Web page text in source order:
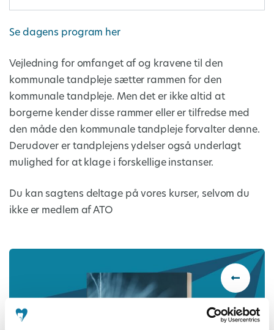
Se dagens program her
Vejledning for omfanget af og kravene til den
kommunale tandpleje sætter rammen for den
kommunale tandpleje. Men det er ikke altid at
borgerne kender disse rammer eller er tilfredse med
den måde den kommunale tandpleje forvalter denne.
Derudover er tandplejens ydelser også underlagt
mulighed for at klage i forskellige instanser.
Du kan sagtens deltage på vores kurser, selvom du
ikke er medlem af ATO